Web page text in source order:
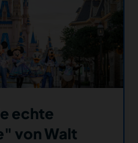
echte
von Walt